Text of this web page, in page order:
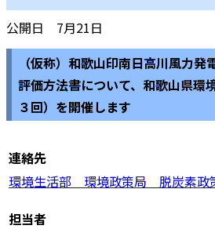
公開日 7月21日
（仮称）和歌山印南日高川風力
評価方法書について、和歌山県環
３回）を開催します
連絡先
環境生活部 環境政策局 脱炭素政
担当者